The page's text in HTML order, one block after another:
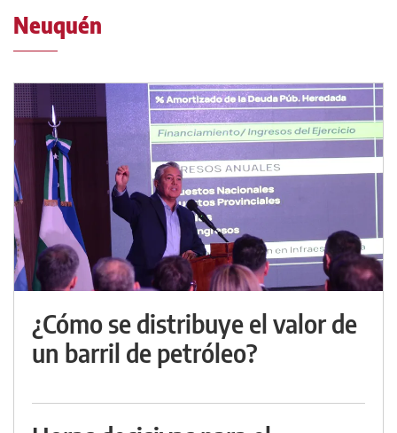
Neuquén
¿Cómo se distribuye el valor de
un barril de petróleo?